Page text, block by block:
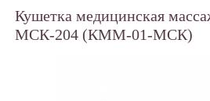
Кушетка медицинская
МСК-204 (КММ-01-МСК)